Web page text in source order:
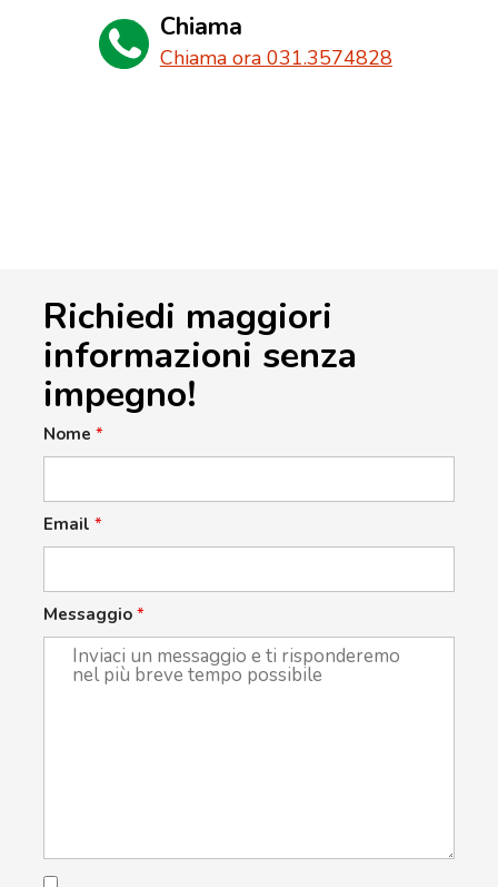
Chiama
Chiama ora 031.3574828
Richiedi maggiori
informazioni senza
impegno!
Nome *
Email *
Messaggio *